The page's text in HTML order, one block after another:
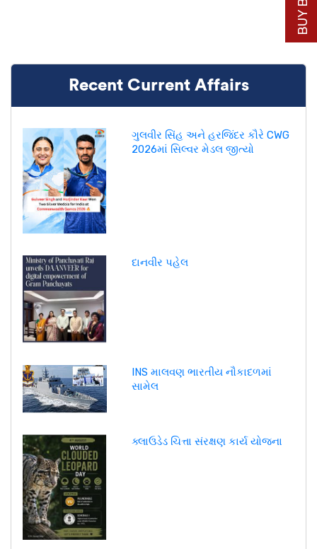
Recent Current Affairs
ગુલવીર સિંહ અને હરજિંદર કૌરે CWG
2026માં સિલ્વર મેડલ જીત્યો
દાનવીર પહેલ
INS માલવણ ભારતીય નૌકાદળમાં
સામેલ
ક્લાઉડેડ ચિત્તા સંરક્ષણ કાર્ય યોજના